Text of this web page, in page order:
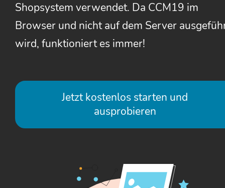
Shopsystem verwendet. Da CCM19 im
Browser und nicht auf dem Server
wird, funktioniert es immer!
Jetzt kostenlos starten und
ausprobieren